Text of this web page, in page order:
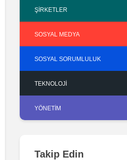
ŞIRKETLER
SOSYAL MEDYA
SOSYAL SORUMLULUK
TEKNOLOJI
YÖNETIM
Takip Edin